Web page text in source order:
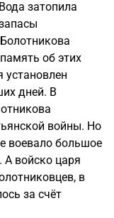
затопила
об этих
установлен
дней. В
войны. Но
воевало большое
А войско царя
в
за счёт